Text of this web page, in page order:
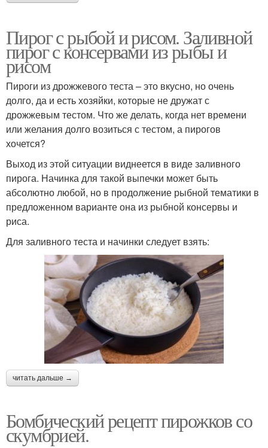
Пирог с рыбой и рисом. Заливной
пирог с консервами из рыбы и
рисом
Пироги из дрожжевого теста – это вкусно, но очень
долго, да и есть хозяйки, которые не дружат с
дрожжевым тестом. Что же делать, когда нет времени
или желания долго возиться с тестом, а пирогов
хочется?
Выход из этой ситуации виднеется в виде заливного
пирога. Начинка для такой выпечки может быть
абсолютно любой, но в продолжение рыбной тематики в
предложенном варианте она из рыбной консервы и
риса.
Для заливного теста и начинки следует взять:
читать дальше →
Бомбический рецепт пирожков со
скумбрией.